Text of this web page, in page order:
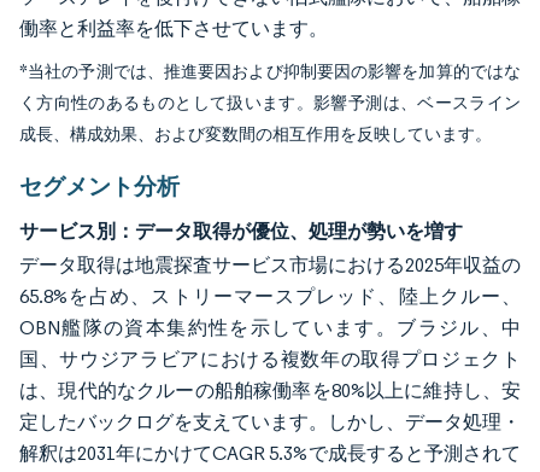
働率と利益率を低下させています。
*当社の予測では、推進要因および抑制要因の影響を加算的ではな
く方向性のあるものとして扱います。影響予測は、ベースライン
成長、構成効果、および変数間の相互作用を反映しています。
セグメント分析
サービス別：データ取得が優位、処理が勢いを増す
データ取得は地震探査サービス市場における2025年収益の
65.8%を占め、ストリーマースプレッド、陸上クルー、
OBN艦隊の資本集約性を示しています。ブラジル、中
国、サウジアラビアにおける複数年の取得プロジェクト
は、現代的なクルーの船舶稼働率を80%以上に維持し、安
定したバックログを支えています。しかし、データ処理・
解釈は2031年にかけてCAGR 5.3%で成長すると予測されて